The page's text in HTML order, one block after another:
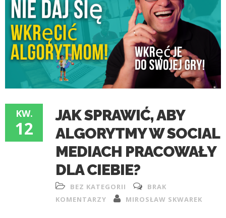
KW.
12
JAK SPRAWIĆ, ABY
ALGORYTMY W SOCIAL
MEDIACH PRACOWAŁY
DLA CIEBIE?
BEZ KATEGORII
BRAK
KOMENTARZY
MIROSŁAW SKWAREK